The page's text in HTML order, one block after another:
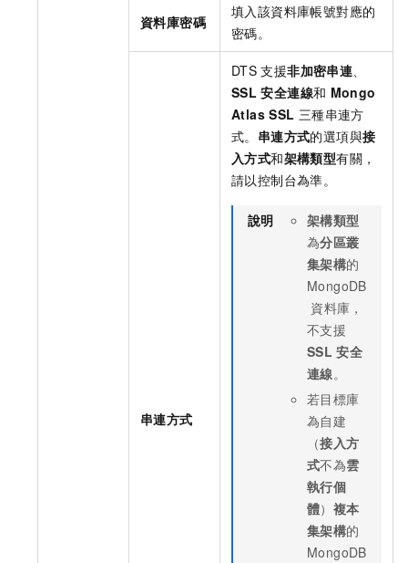
資料庫密碼
填入該資料庫帳號對應的
密碼。
串連方式
DTS 支援非加密串連
SSL 安全連線和 Mongo
Atlas SSL 三種串連方
式。 串連方式的選項與接
入方式和架構類型有關，
請以控制台為準。
說明
架構類型
為分區叢
集架構的
MongoDB
資料庫，
不支援
SSL 安全
連線 。
若目標庫
為自建
（接入方
式不為雲
執行個
體） 複本
集架構的
MongoDB